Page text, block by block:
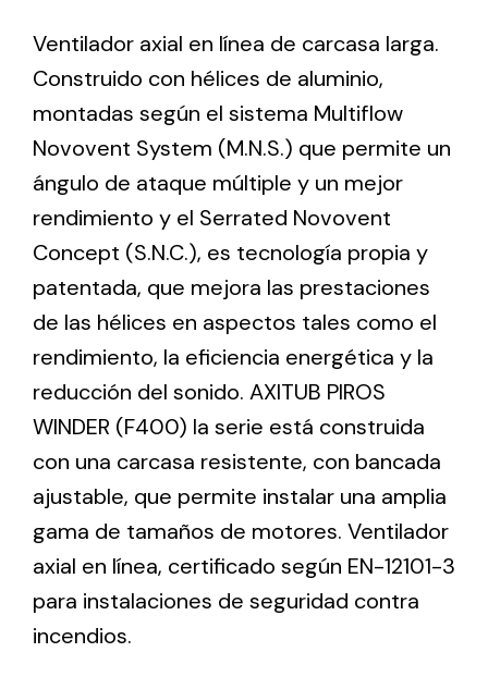
Ventilation
The incorporation of Novovent into the group
meant a greater offer of ventilation products for
different uses
Iluminación Solar
Variedad de soluciones solares para todo tipo
de necesidades.
Solar lighting
Variety of solar solutions for all kinds of needs.
Ventilador axial en línea de carcasa larga.
Construido con hélices de aluminio,
montadas según el sistema Multiflow
Novovent System (M.N.S.) que permite un
ángulo de ataque múltiple y un mejor
rendimiento y el Serrated Novovent
Concept (S.N.C.), es tecnología propia y
patentada, que mejora las prestaciones
de las hélices en aspectos tales como el
rendimiento, la eficiencia energética y la
reducción del sonido. AXITUB PIROS
WINDER (F400) la serie está construida
con una carcasa resistente, con bancada
ajustable, que permite instalar una amplia
gama de tamaños de motores. Ventilador
axial en línea, certificado según EN-12101-3
para instalaciones de seguridad contra
incendios.